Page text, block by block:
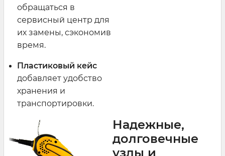
обращаться в
сервисный центр для
их замены, сэкономив
время.
Пластиковый кейс
добавляет удобство
хранения и
транспортировки.
Надежные,
долговечные
узлы и